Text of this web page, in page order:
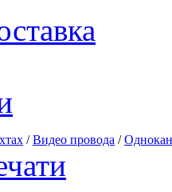
/Видео провода /